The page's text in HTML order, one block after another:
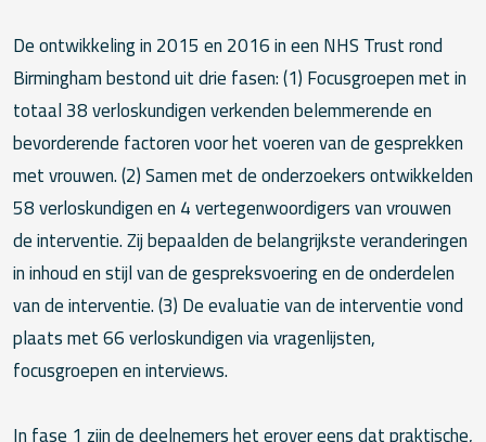
De ontwikkeling in 2015 en 2016 in een NHS Trust rond
Birmingham bestond uit drie fasen: (1) Focusgroepen met in
totaal 38 verloskundigen verkenden belemmerende en
bevorderende factoren voor het voeren van de gesprekken
met vrouwen. (2) Samen met de onderzoekers ontwikkelden
58 verloskundigen en 4 vertegenwoordigers van vrouwen
de interventie. Zij bepaalden de belangrijkste veranderingen
in inhoud en stijl van de gespreksvoering en de onderdelen
van de interventie. (3) De evaluatie van de interventie vond
plaats met 66 verloskundigen via vragenlijsten,
focusgroepen en interviews.